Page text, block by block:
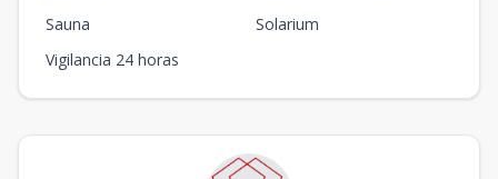
Sauna
Solarium
Vigilancia 24 horas